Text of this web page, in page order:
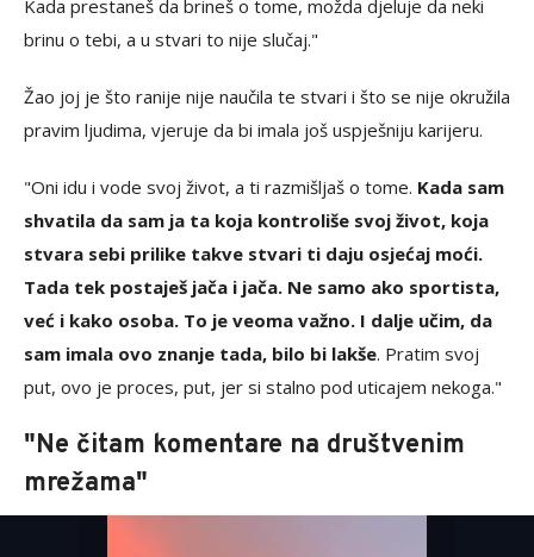
Kada prestaneš da brineš o tome, možda djeluje da neki
brinu o tebi, a u stvari to nije slučaj."
Žao joj je što ranije nije naučila te stvari i što se nije okružila
pravim ljudima, vjeruje da bi imala još uspješniju karijeru.
"Oni idu i vode svoj život, a ti razmišljaš o tome. Kada sam
shvatila da sam ja ta koja kontroliše svoj život, koja
stvara sebi prilike takve stvari ti daju osjećaj moći.
Tada tek postaješ jača i jača. Ne samo ako sportista,
već i kako osoba. To je veoma važno. I dalje učim, da
sam imala ovo znanje tada, bilo bi lakše. Pratim svoj
put, ovo je proces, put, jer si stalno pod uticajem nekoga."
"Ne čitam komentare na društvenim
mrežama"